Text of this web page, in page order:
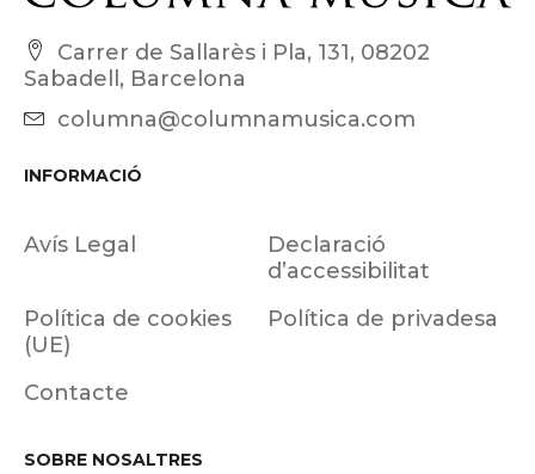
Carrer de Sallarès i Pla, 131, 08202
Sabadell, Barcelona
columna@columnamusica.com
INFORMACIÓ
Avís Legal
Declaració
d’accessibilitat
Política de cookies
(UE)
Política de privadesa
Contacte
SOBRE NOSALTRES